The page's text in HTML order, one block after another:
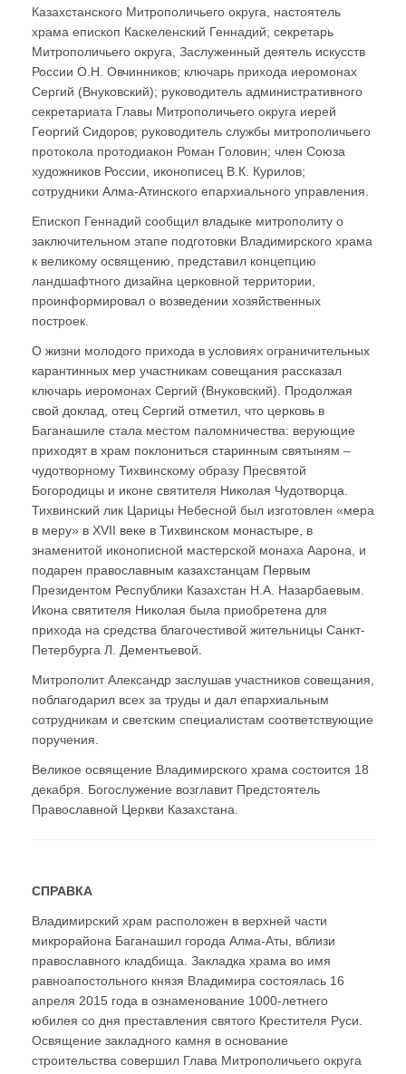
Казахстанского Митрополичьего округа, настоятель
храма епископ Каскеленский Геннадий; секретарь
Митрополичьего округа, Заслуженный деятель искусств
России О.Н. Овчинников; ключарь прихода иеромонах
Сергий (Внуковский); руководитель административного
секретариата Главы Митрополичьего округа иерей
Георгий Сидоров; руководитель службы митрополичьего
протокола протодиакон Роман Головин; член Союза
художников России, иконописец В.К. Курилов;
сотрудники Алма-Атинского епархиального управления.
Епископ Геннадий сообщил владыке митрополиту о
заключительном этапе подготовки Владимирского храма
к великому освящению, представил концепцию
ландшафтного дизайна церковной территории,
проинформировал о возведении хозяйственных
построек.
О жизни молодого прихода в условиях ограничительных
карантинных мер участникам совещания рассказал
ключарь иеромонах Сергий (Внуковский). Продолжая
свой доклад, отец Сергий отметил, что церковь в
Баганашиле стала местом паломничества: верующие
приходят в храм поклониться старинным святыням –
чудотворному Тихвинскому образу Пресвятой
Богородицы и иконе святителя Николая Чудотворца.
Тихвинский лик Царицы Небесной был изготовлен «мера
в меру» в XVII веке в Тихвинском монастыре, в
знаменитой иконописной мастерской монаха Аарона, и
подарен православным казахстанцам Первым
Президентом Республики Казахстан Н.А. Назарбаевым.
Икона святителя Николая была приобретена для
прихода на средства благочестивой жительницы Санкт-
Петербурга Л. Дементьевой.
Митрополит Александр заслушав участников совещания,
поблагодарил всех за труды и дал епархиальным
сотрудникам и светским специалистам соответствующие
поручения.
Великое освящение Владимирского храма состоится 18
декабря. Богослужение возглавит Предстоятель
Православной Церкви Казахстана.
СПРАВКА
Владимирский храм расположен в верхней части
микрорайона Баганашил города Алма-Аты, вблизи
православного кладбища. Закладка храма во имя
равноапостольного князя Владимира состоялась 16
апреля 2015 года в ознаменование 1000-летнего
юбилея со дня преставления святого Крестителя Руси.
Освящение закладного камня в основание
строительства совершил Глава Митрополичьего округа